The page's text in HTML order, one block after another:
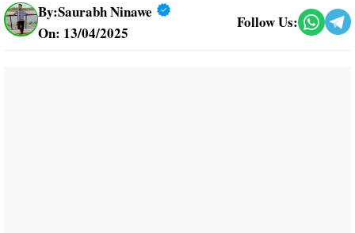
By:Saurabh Ninawe
On: 13/04/2025
Follow Us: